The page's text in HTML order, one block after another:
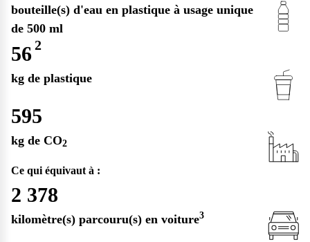
bouteille(s) d'eau en plastique à usage unique
de 500 ml
562
kg de plastique
595
kg de CO2
Ce qui équivaut à :
2 378
kilomètre(s) parcouru(s) en voiture3